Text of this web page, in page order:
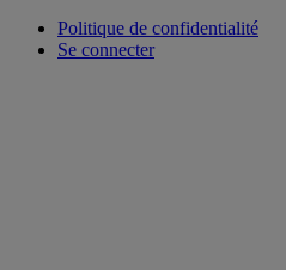
Politique de confidentialité
Se connecter